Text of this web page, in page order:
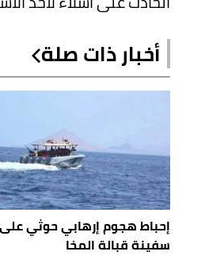
أخبار ذات صلة
إحباط هجوم إرهابي حوثي على
سفينة قبالة المخا